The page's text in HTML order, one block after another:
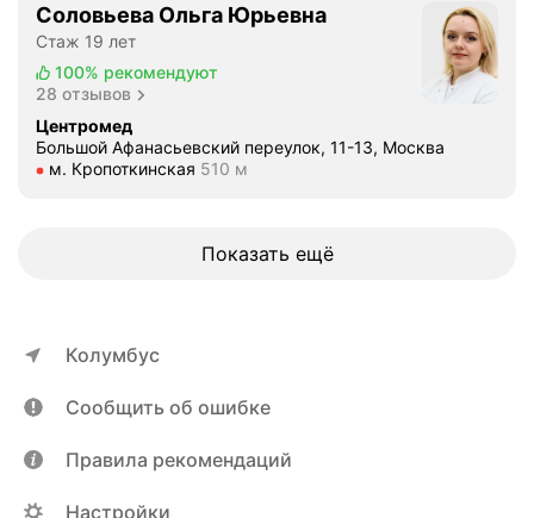
Соловьева Ольга Юрьевна
Стаж 19 лет
100% рекомендуют
28 отзывов
Центромед
Большой Афанасьевский переулок, 11-13, Москва
Метро м. Кропоткинская Расстояние 510 м
м. Кропоткинская 510 м
Показать ещё
Колумбус
Сообщить об ошибке
Правила рекомендаций
Настройки